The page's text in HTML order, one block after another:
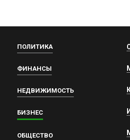
ПОЛИТИКА
ФИНАНСЫ
НЕДВИЖИМОСТЬ
БИЗНЕС
ОБЩЕСТВО